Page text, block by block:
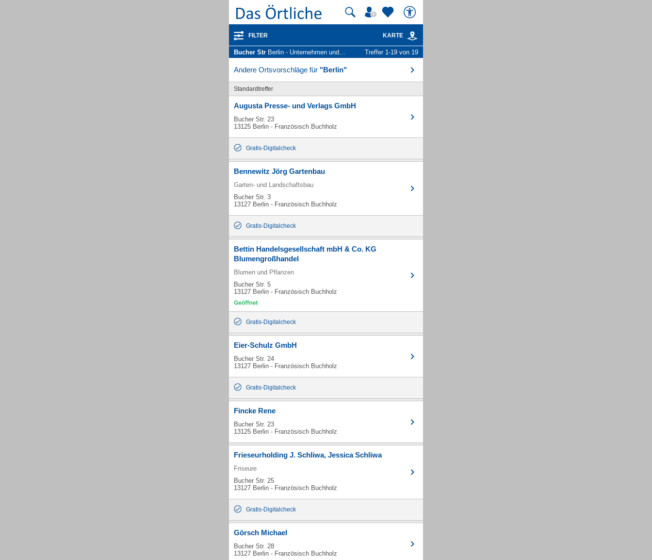
FILTER KARTE
Bucher Str Berlin - Unternehmen und Personen Treffer 1-19 von 19
Andere Ortsvorschläge für "Berlin"
Standardtreffer
Augusta Presse- und Verlags GmbH
Bucher Str. 23
13125 Berlin - Französisch Buchholz
Gratis-Digitalcheck
Bennewitz Jörg Gartenbau
Garten- und Landschaftsbau
Bucher Str. 3
13127 Berlin - Französisch Buchholz
Gratis-Digitalcheck
Bettin Handelsgesellschaft mbH & Co. KG
Blumengroßhandel
Blumen und Pflanzen
Bucher Str. 5
13127 Berlin - Französisch Buchholz
Gratis-Digitalcheck
Eier-Schulz GmbH
Bucher Str. 24
13127 Berlin - Französisch Buchholz
Gratis-Digitalcheck
Fincke Rene
Bucher Str. 23
13125 Berlin - Französisch Buchholz
Frieseurholding J. Schliwa, Jessica Schliwa
Friseure
Bucher Str. 25
13127 Berlin - Französisch Buchholz
Gratis-Digitalcheck
Görsch Michael
Bucher Str. 28
13127 Berlin - Französisch Buchholz